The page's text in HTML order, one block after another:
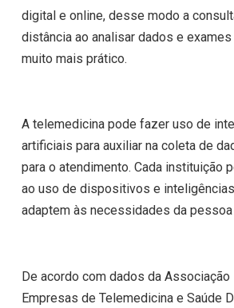
digital e online, desse modo a
distância ao analisar dados e
muito mais prático.
A telemedicina pode fazer uso de
artificiais para auxiliar na coleta de
para o atendimento. Cada instituição
ao uso de dispositivos e
adaptem às necessidades da pessoa
De acordo com dados da Associação
Empresas de Telemedicina e Saúde